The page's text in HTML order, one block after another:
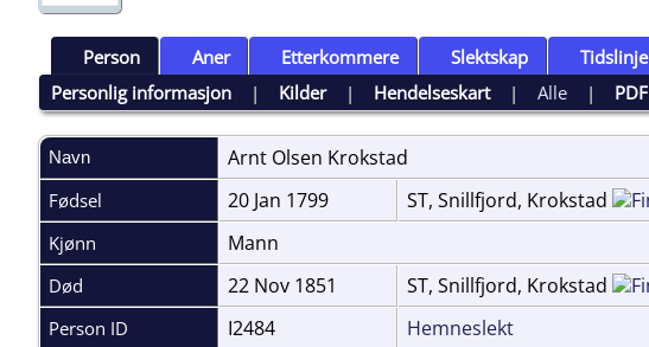
Person Aner Etterkommere Slektskap Tidslinje
Personlig informasjon | Kilder| Hendelseskart|Alle | PDF
Navn Arnt Olsen Krokstad
Fødsel 20 Jan 1799 ST, Snillfjord, Krokstad
Kjønn Mann
Død 22 Nov 1851 ST, Snillfjord, Krokstad
Person ID I2484 Hemneslekt